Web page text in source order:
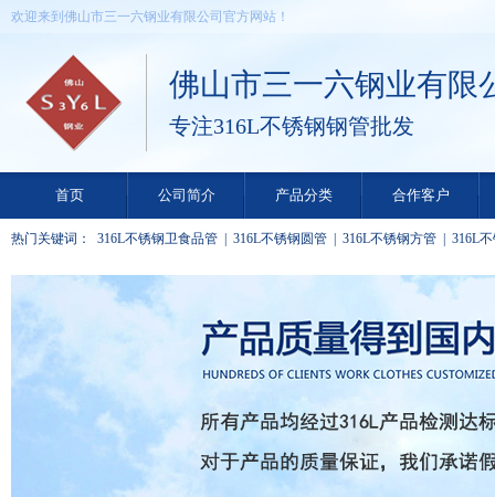
欢迎来到佛山市三一六钢业有限公司官方网站！
佛山市三一六钢业有限
专注316L不锈钢钢管批发
首页 公司简介 产品分类 合作客户
热门关键词： 316L不锈钢卫食品管 316L不锈钢圆管 316L不锈钢方管
316L